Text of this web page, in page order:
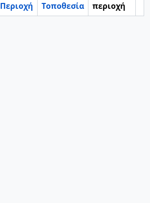
Περιοχή Τοποθεσία
περιοχή